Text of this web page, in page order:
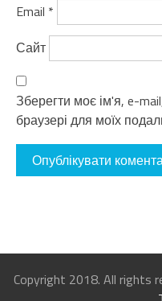
Email *
Сайт
Зберегти моє ім'я, e-
браузері для моїх
Copyright 2018. All rights